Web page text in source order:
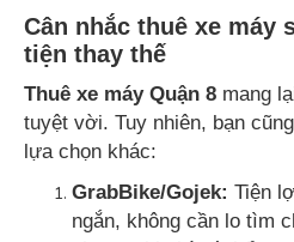
Cân nhắc thuê xe máy
tiện thay thế
Thuê xe máy Quận 8 mang
tuyệt vời. Tuy nhiên, bạn
lựa chọn khác:
GrabBike/Gojek: Tiện
ngắn, không cần lo tìm